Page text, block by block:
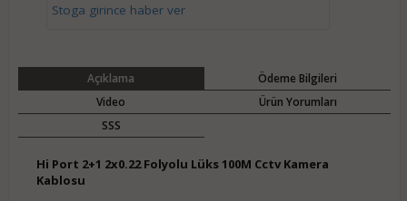
Stoga girince haber ver
Açıklama
Ödeme Bilgileri
Video
Ürün Yorumları
SSS
Hi Port 2+1 2x0.22 Folyolu Lüks 100M Cctv Kamera
Kablosu